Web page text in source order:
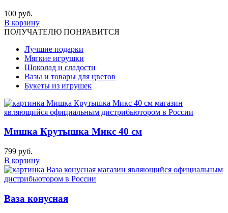
100 руб.
В корзину
ПОЛУЧАТЕЛЮ ПОНРАВИТСЯ
Лучшие подарки
Мягкие игрушки
Шоколад и сладости
Вазы и товары для цветов
Букеты из игрушек
Мишка Крутышка Микс 40 см
799 руб.
В корзину
Ваза конусная